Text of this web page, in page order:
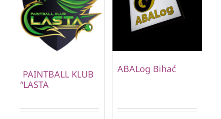
PAINTBALL KLUB
“LASTA
ABALog Bihać